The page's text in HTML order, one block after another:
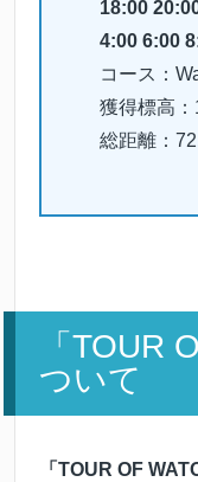
18:00
4:00 6:00
コース：
獲得標高
総距離：
「TOUR
ついて
「TOUR OF